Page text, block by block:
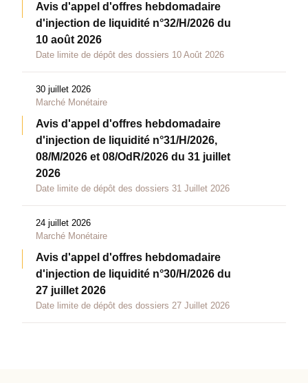
Avis d'appel d'offres hebdomadaire
d'injection de liquidité n°32/H/2026 du
10 août 2026
Date limite de dépôt des dossiers 10 Août 2026
30 juillet 2026
Marché Monétaire
Avis d'appel d'offres hebdomadaire
d'injection de liquidité n°31/H/2026,
08/M/2026 et 08/OdR/2026 du 31 juillet
2026
Date limite de dépôt des dossiers 31 Juillet 2026
24 juillet 2026
Marché Monétaire
Avis d'appel d'offres hebdomadaire
d'injection de liquidité n°30/H/2026 du
27 juillet 2026
Date limite de dépôt des dossiers 27 Juillet 2026